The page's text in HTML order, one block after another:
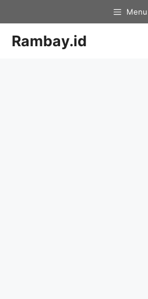
to
content
Menu
Rambay.id